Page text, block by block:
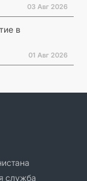
03 Авг 2026
в
01 Авг 2026
служба